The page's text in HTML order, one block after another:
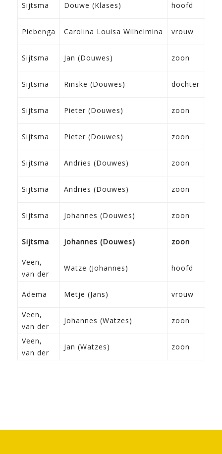
Sijtsma Douwe (Klases) hoofd
Piebenga Carolina Louisa Wilhelmina vrouw
Sijtsma Jan (Douwes) zoon
Sijtsma Rinske (Douwes) dochter
Sijtsma Pieter (Douwes) zoon
Sijtsma Pieter (Douwes) zoon
Sijtsma Andries (Douwes) zoon
Sijtsma Andries (Douwes) zoon
Sijtsma Johannes (Douwes) zoon
Sijtsma Johannes (Douwes) zoon
Veen,
van der
Watze (Johannes) hoofd
Adema Metje (Jans) vrouw
Veen,
van der
Johannes (Watzes) zoon
Veen,
van der
Jan (Watzes) zoon